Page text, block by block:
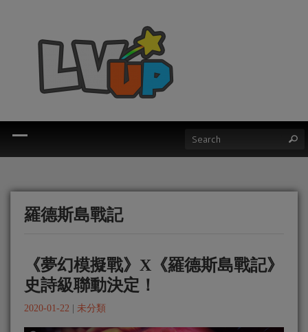
羅德斯島戰記
《夢幻模擬戰》X《羅德斯島戰記》
史詩級聯動決定！
2020-01-22 未分類